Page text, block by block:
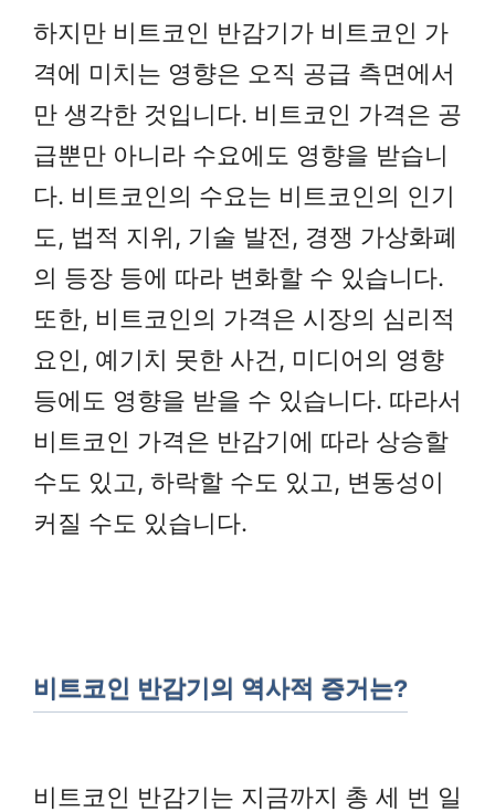
하지만 비트코인 반감기가 비트코인 가
격에 미치는 영향은 오직 공급 측면에서
만 생각한 것입니다. 비트코인 가격은 공
급뿐만 아니라 수요에도 영향을 받습니
다. 비트코인의 수요는 비트코인의 인기
도, 법적 지위, 기술 발전, 경쟁 가상화폐
의 등장 등에 따라 변화할 수 있습니다.
또한, 비트코인의 가격은 시장의 심리적
요인, 예기치 못한 사건, 미디어의 영향
등에도 영향을 받을 수 있습니다. 따라서
비트코인 가격은 반감기에 따라 상승할
수도 있고, 하락할 수도 있고, 변동성이
커질 수도 있습니다.
비트코인 반감기의 역사적 증거는?
비트코인 반감기는 지금까지 총 세 번 일